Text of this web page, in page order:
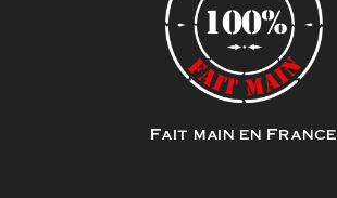
Fait main en France